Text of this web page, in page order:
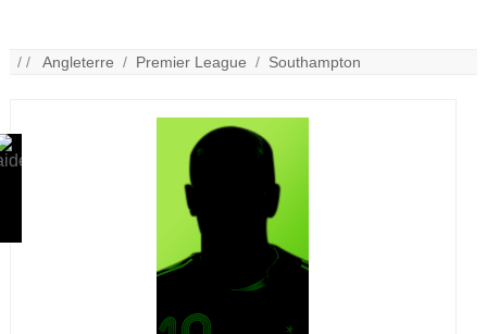
/ /Angleterre / Premier League / Southampton